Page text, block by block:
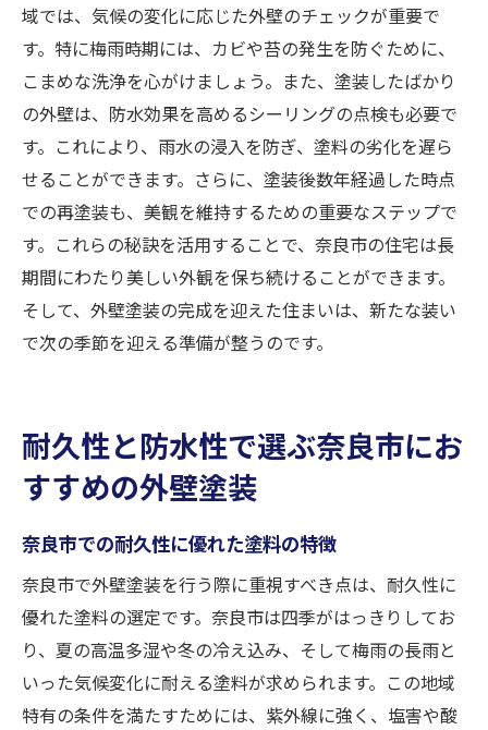
域では、気候の変化に応じた外壁のチェックが重要で
す。特に梅雨時期には、カビや苔の発生を防ぐために、
こまめな洗浄を心がけましょう。また、塗装したばかり
の外壁は、防水効果を高めるシーリングの点検も必要で
す。これにより、雨水の浸入を防ぎ、塗料の劣化を遅ら
せることができます。さらに、塗装後数年経過した時点
での再塗装も、美観を維持するための重要なステップで
す。これらの秘訣を活用することで、奈良市の住宅は長
期間にわたり美しい外観を保ち続けることができます。
そして、外壁塗装の完成を迎えた住まいは、新たな装い
で次の季節を迎える準備が整うのです。
耐久性と防水性で選ぶ奈良市にお
すすめの外壁塗装
奈良市での耐久性に優れた塗料の特徴
奈良市で外壁塗装を行う際に重視すべき点は、耐久性に
優れた塗料の選定です。奈良市は四季がはっきりしてお
り、夏の高温多湿や冬の冷え込み、そして梅雨の長雨と
いった気候変化に耐える塗料が求められます。この地域
特有の条件を満たすためには、紫外線に強く、塩害や酸